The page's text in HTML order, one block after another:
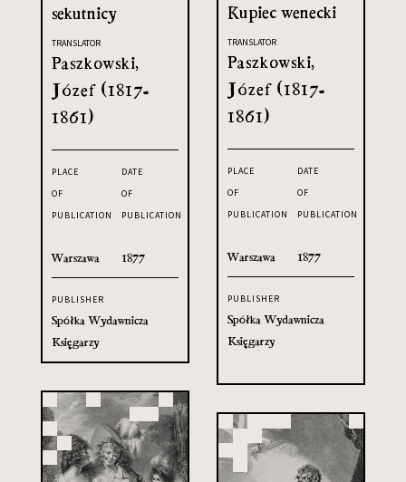
sekutnicy
TRANSLATOR
Paszkowski,
Józef (1817-
1861)
PLACE
OF
PUBLICATION
Warszawa
DATE
OF
PUBLICATION
1877
PUBLISHER
Spółka Wydawnicza
Księgarzy
Kupiec wenecki
TRANSLATOR
Paszkowski,
Józef (1817-
1861)
PLACE
OF
PUBLICATION
Warszawa
DATE
OF
PUBLICATION
1877
PUBLISHER
Spółka Wydawnicza
Księgarzy